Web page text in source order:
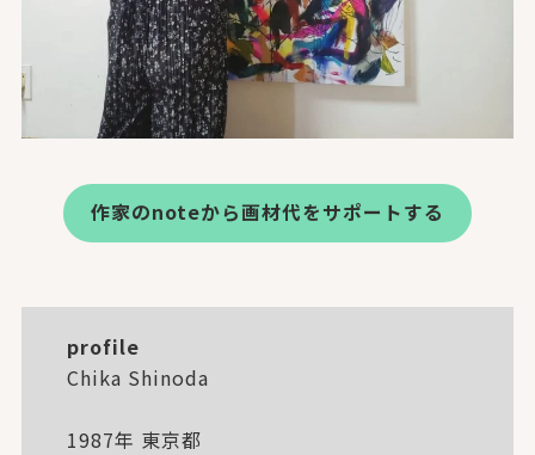
作家のnoteから画材代をサポートする
profile
Chika Shinoda
1987年 東京都